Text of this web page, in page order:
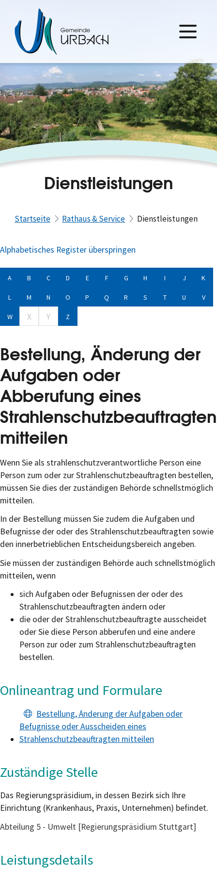
Dienstleistungen
Startseite Rathaus & Service Dienstleistungen
Alphabetisches Register überspringen
A B C D E F G H I J K
L M N O P Q R S T U V
W X Y Z
Bestellung, Änderung der
Aufgaben oder
Abberufung eines
Strahlenschutzbeauftragten
mitteilen
Wenn Sie als strahlenschutzverantwortliche Person eine
Person zum oder zur Strahlenschutzbeauftragten bestellen,
müssen Sie dies der zuständigen Behörde schnellstmöglich
mitteilen.
In der Bestellung müssen Sie zudem die Aufgaben und
Befugnisse der oder des Strahlenschutzbeauftragten sowie
den innerbetrieblichen Entscheidungsbereich angeben.
Sie müssen der zuständigen Behörde auch schnellstmöglich
mitteilen, wenn
sich Aufgaben oder Befugnissen der oder des
Strahlenschutzbeauftragten ändern oder
die oder der Strahlenschutzbeauftragte ausscheidet
oder Sie diese Person abberufen und eine andere
Person zur oder zum Strahlenschutzbeauftragten
bestellen.
Onlineantrag und Formulare
Bestellung, Änderung der Aufgaben oder
Befugnisse oder Ausscheiden eines
Strahlenschutzbeauftragten mitteilen
Zuständige Stelle
Das Regierungspräsidium, in dessen Bezirk sich Ihre
Einrichtung (Krankenhaus, Praxis, Unternehmen) befindet.
Abteilung 5 - Umwelt [Regierungspräsidium Stuttgart]
Leistungsdetails